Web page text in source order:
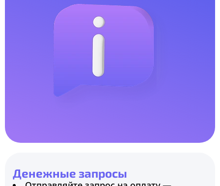
Денежные запросы